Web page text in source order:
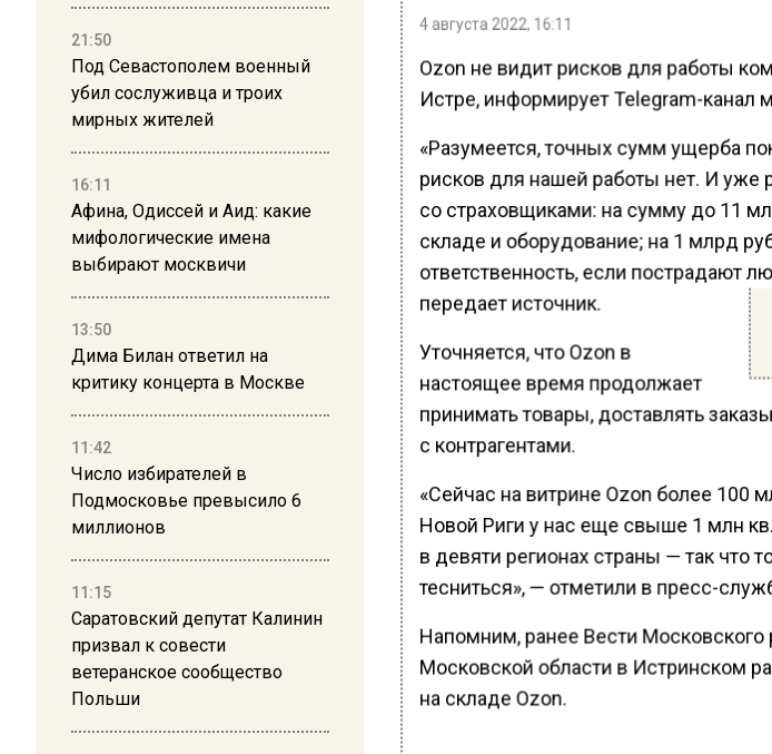
21:50
Под Севастополем военный
убил сослуживца и троих
мирных жителей
16:11
Афина, Одиссей и Аид: какие
мифологические имена
выбирают москвичи
13:50
Дима Билан ответил на
критику концерта в Москве
11:42
Число избирателей в
Подмосковье превысило 6
миллионов
11:15
Саратовский депутат Калинин
призвал к совести
ветеранское сообщество
Польши
4 августа 2022, 16:11
Ozon не видит рисков для работы
Истре, информирует Telegram-канал
«Разумеется, точных сумм ущерба
рисков для нашей работы нет. И уже
со страховщиками: на сумму до 11
складе и оборудование; на 1 млрд
ответственность, если пострадают
передает источник.
Уточняется, что Ozon в
настоящее время продолжает
принимать товары, доставлять
с контрагентами.
«Сейчас на витрине Ozon более 100
Новой Риги у нас еще свыше 1 млн
в девяти регионах страны — так что
тесниться», — отметили в пресс-
Напомним, ранее Вести Московского
Московской области в Истринском
на складе Ozon.